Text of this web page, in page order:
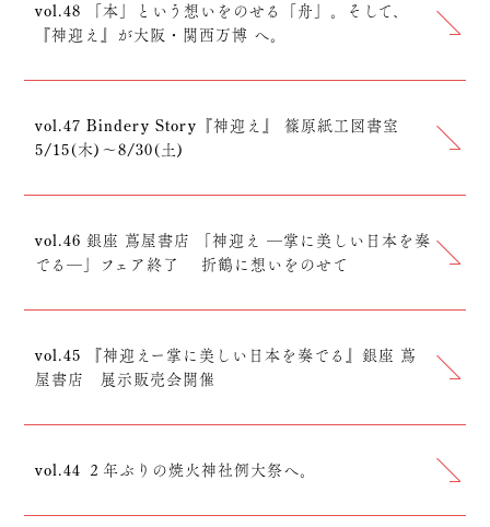
vol.48 「本」という想いをのせる「舟」。そして、
『神迎え』が大阪・関西万博 へ。
vol.47 Bindery Story『神迎え』 篠原紙工図書室
5/15(木)〜8/30(土)
vol.46 銀座 蔦屋書店 「神迎え ―掌に美しい日本を奏
でる―」フェア終了 折鶴に想いをのせて
vol.45 『神迎えー掌に美しい日本を奏でる』銀座 蔦
屋書店 展示販売会開催
vol.44 ２年ぶりの焼火神社例大祭へ。